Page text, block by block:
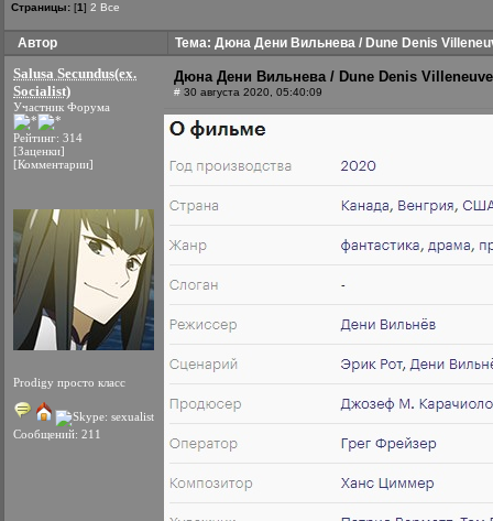
Страницы: [1] 2 Все
Автор Тема: Дюна Дени Вильнева / Dune Denis
Salusa Secundus(ex.
Socialist)
Участник Форума
Рейтинг: 314
[Заценки]
[Комментарии]
Prodigy просто класс
Сообщений: 211
Дюна Дени Вильнева / Dune Denis Villeneuve
# 30 августа 2020, 05:40:09